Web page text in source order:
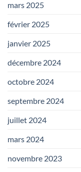
mars 2025
février 2025
janvier 2025
décembre 2024
octobre 2024
septembre 2024
juillet 2024
mars 2024
novembre 2023